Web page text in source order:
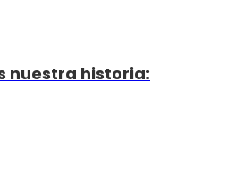
nuestra historia: